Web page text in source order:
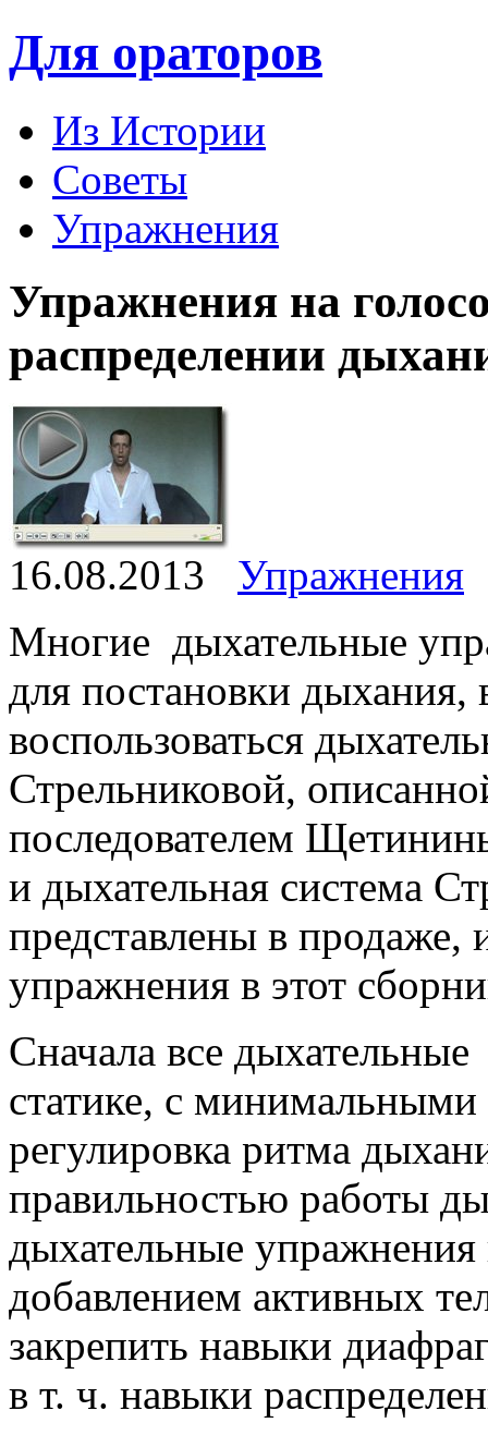
Для ораторов
Из Истории
Советы
Упражнения
Упражнения на
распределении
16.08.2013
Упражнения
Многие дыхательные
для постановки
воспользоваться
Стрельниковой,
последователем
и дыхательная система
представлены в
упражнения в этот
Сначала все
статике, с
регулировка ритма
правильностью работы
дыхательные
добавлением активных
закрепить навыки
в т. ч. навыки